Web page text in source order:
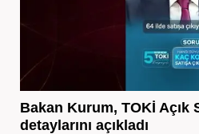
Bakan Kurum, TOKİ Açık
detaylarını açıkladı